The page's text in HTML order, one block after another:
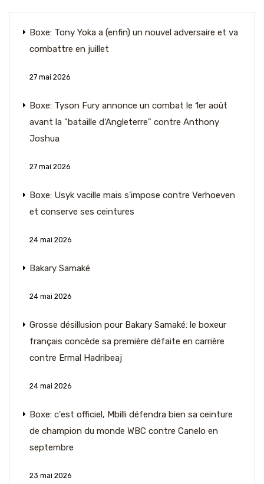
Boxe: Tony Yoka a (enfin) un nouvel adversaire et va
combattre en juillet
27 mai 2026
Boxe: Tyson Fury annonce un combat le 1er août
avant la "bataille d'Angleterre" contre Anthony
Joshua
27 mai 2026
Boxe: Usyk vacille mais s'impose contre Verhoeven
et conserve ses ceintures
24 mai 2026
Bakary Samaké
24 mai 2026
Grosse désillusion pour Bakary Samaké: le boxeur
français concède sa première défaite en carrière
contre Ermal Hadribeaj
24 mai 2026
Boxe: c'est officiel, Mbilli défendra bien sa ceinture
de champion du monde WBC contre Canelo en
septembre
23 mai 2026